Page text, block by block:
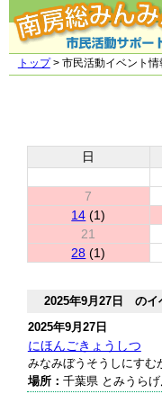
トップ> 市民活動イベント情
日
7
14 (1)
21
28 (1)
2025年9月27日 のイ
2025年9月27日
にほんごきょうしつ
みなみぼうそうしにすむ
場所： 千葉県 とみうら